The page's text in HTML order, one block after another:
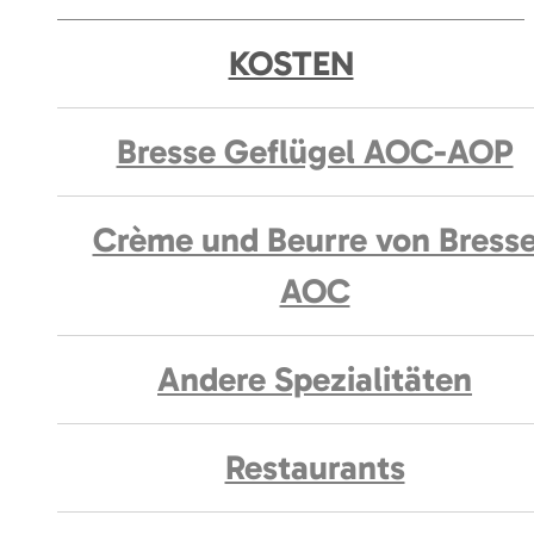
KOSTEN
Bresse Geflügel AOC-AOP
Crème und Beurre von
AOC
Andere Spezialitäten
Restaurants